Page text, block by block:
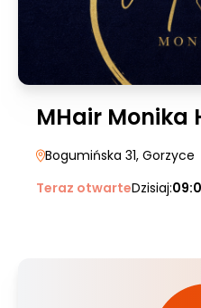
MHair Monika
Bogumińska 31, Gorzyce
Teraz otwarteDzisiaj: